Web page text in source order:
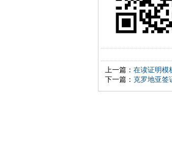
上一篇： 在读证明模
下一篇： 克罗地亚签